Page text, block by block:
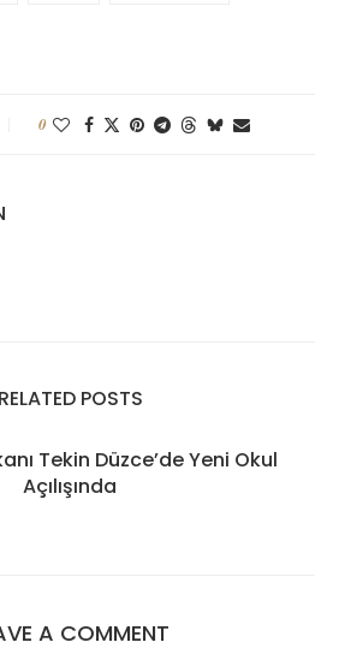
0
RELATED POSTS
Tekin Düzce’de Yeni Okul
Açılışında
A COMMENT